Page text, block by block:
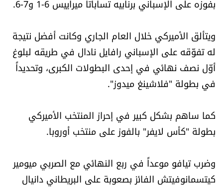
سجالات
صحّة وصحن
الرياضة
منوّعات
حظّك اليوم
فيديو
بفوزه على الإسباني برنابيه تساباتا ميراييس 6-1 و7-6.
ويتألق الأميركي خلال العام الجاري وكانت أفضل نتيجة
له تفوّقه على الإسباني رافايل نادال في طريقه لبلوغ
أوّل نصف نهائي في إحدى البطولات الكبرى، وتحديداً
في بطولة "فلاشينغ ميدوز".
كما ساهم بشكل كبير في إحراز المنتخب الأميركي
بطولة "كأس لايفر" بالفوز على منتخب أوروبا.
وضرب تيافو موعداً في ربع النهائي مع الصربي ميومير
كيتسمانوفيتش الفائز بصعوبة على البريطاني دانيال